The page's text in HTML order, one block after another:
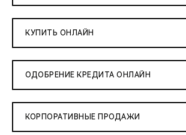
КУПИТЬ ОНЛАЙН
ОДОБРЕНИЕ КРЕДИТА ОНЛАЙН
КОРПОРАТИВНЫЕ ПРОДАЖИ